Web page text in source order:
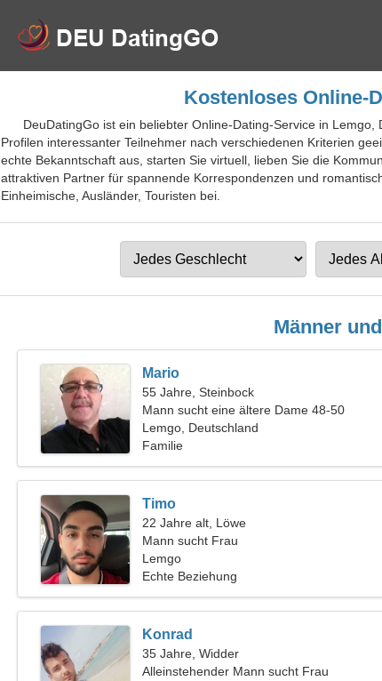
Kostenloses Online-
DeuDatingGo ist ein beliebter Online-Dating-Service in
Profilen interessanter Teilnehmer nach verschiedenen Kriterien
echte Bekanntschaft aus, starten Sie virtuell, lieben Sie die
attraktiven Partner für spannende Korrespondenzen und
Einheimische, Ausländer, Touristen bei.
Männer
Mario
55 Jahre, Steinbock
Mann sucht eine ältere Dame 48-50
Lemgo, Deutschland
Familie
Timo
22 Jahre alt, Löwe
Mann sucht Frau
Lemgo
Echte Beziehung
Konrad
35 Jahre, Widder
Alleinstehender Mann sucht Frau